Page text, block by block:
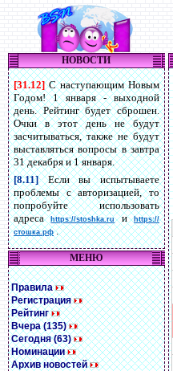
НОВОСТИ
[31.12]С наступающим Новым
Годом! 1 января - выходной
день. Рейтинг будет сброшен.
Очки в этот день не будут
засчитываться, также не будут
выставляться вопросы в завтра
31 декабря и 1 января.
[8.11]Если вы испытываете
проблемы с авторизацией, то
попробуйте использовать
адресаhttps://stoshka.ruиhttps://
стошка.рф.
МЕНЮ
Правила
Регистрация
Рейтинг
Вчера (135)
Сегодня (63)
Номинации
Архив новостей